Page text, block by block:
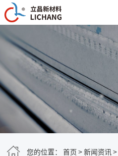
网站首页
关于我们
公司简介
发展历程
荣誉资质
研发机构
产品展示
FEP聚全氟乙丙烯
PFA可熔性聚四氟乙烯
PVDF聚偏氟乙烯
ETFE四氟乙烯共聚物
氟树脂色母
PEEK系列
应用领域
航天航空
建筑领域
医疗器械
电子电气
新闻资讯
您的位置： 首页 > 新闻资讯 >